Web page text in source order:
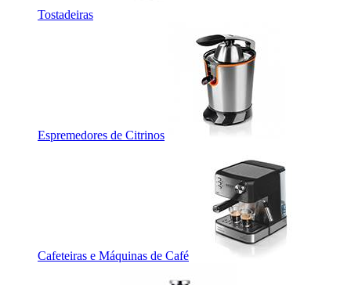
Tostadeiras
Espremedores de Citrinos
Cafeteiras e Máquinas de Café